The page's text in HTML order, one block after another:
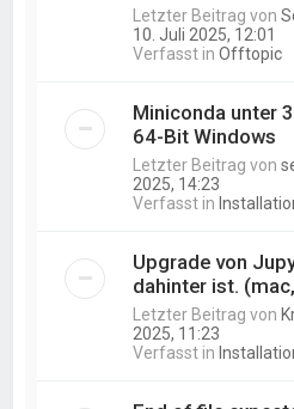
Letzter Beitrag von
10. Juli 2025, 12:01
Verfasst inOfftopic
Miniconda unter
64-Bit Windows
Letzter Beitrag von
2025, 14:23
Verfasst in
Upgrade von
dahinter ist.
Letzter Beitrag von
2025, 11:23
Verfasst in